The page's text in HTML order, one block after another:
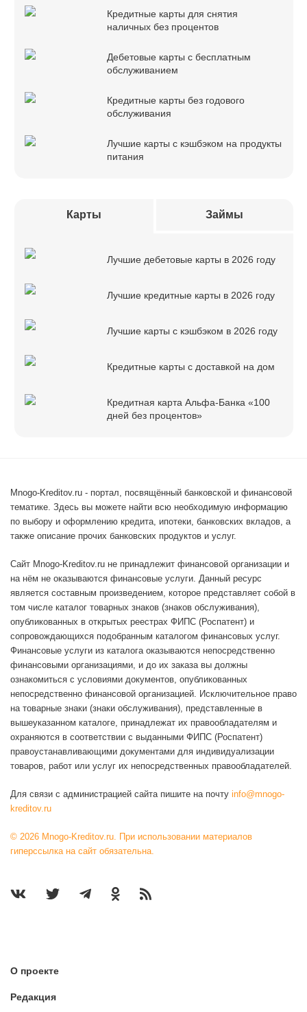
Кредитные карты для снятия
наличных без процентов
Дебетовые карты с бесплатным
обслуживанием
Кредитные карты без годового
обслуживания
Лучшие карты с кэшбэком на продукты
питания
Карты Займы
Лучшие дебетовые карты в 2026 году
Лучшие кредитные карты в 2026 году
Лучшие карты с кэшбэком в 2026 году
Кредитные карты с доставкой на дом
Кредитная карта Альфа-Банка «100
дней без процентов»
Mnogo-Kreditov.ru - портал, посвящённый банковской и финансовой
тематике. Здесь вы можете найти всю необходимую информацию
по выбору и оформлению кредита, ипотеки, банковских вкладов, а
также описание прочих банковских продуктов и услуг.
Сайт Mnogo-Kreditov.ru не принадлежит финансовой организации и
на нём не оказываются финансовые услуги. Данный ресурс
является составным произведением, которое представляет собой в
том числе каталог товарных знаков (знаков обслуживания),
опубликованных в открытых реестрах ФИПС (Роспатент) и
сопровождающихся подобранным каталогом финансовых услуг.
Финансовые услуги из каталога оказываются непосредственно
финансовыми организациями, и до их заказа вы должны
ознакомиться с условиями документов, опубликованных
непосредственно финансовой организацией. Исключительное право
на товарные знаки (знаки обслуживания), представленные в
вышеуказанном каталоге, принадлежат их правообладателям и
охраняются в соответствии с выданными ФИПС (Роспатент)
правоустанавливающими документами для индивидуализации
товаров, работ или услуг их непосредственных правообладателей.
Для связи с администрацией сайта пишите на почту info@mnogo-
kreditov.ru
© 2026 Mnogo-Kreditov.ru. При использовании материалов
гиперссылка на сайт обязательна.
О проекте
Редакция